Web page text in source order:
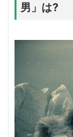
男」は?